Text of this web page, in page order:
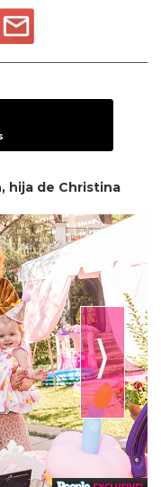
hija de Christina
⟩